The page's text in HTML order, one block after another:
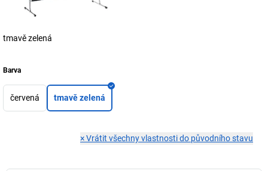
tmavě zelená
Barva
červená tmavě zelená
×Vrátit všechny vlastnosti do původního stavu